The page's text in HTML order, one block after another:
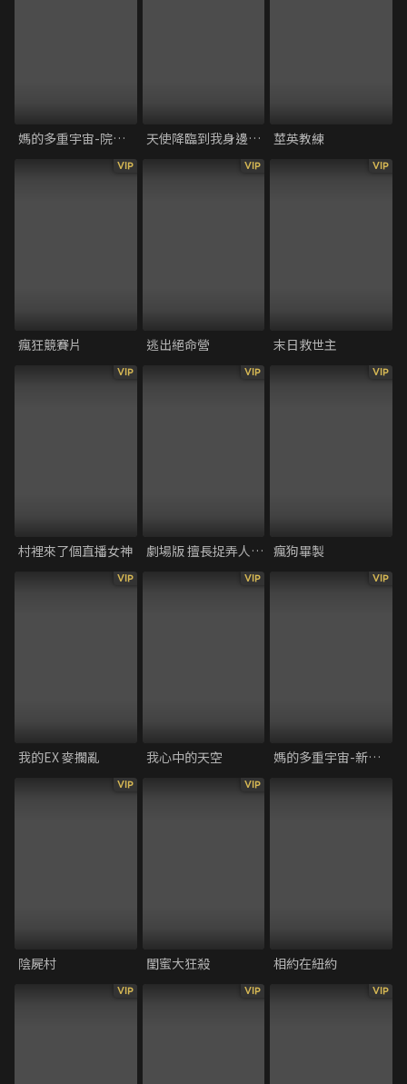
媽的多重宇宙-院線版 天使降臨到我身邊！珍貴的朋友 莖英教練
VIP
瘋狂競賽片
VIP
逃出絕命營
VIP
末日救世主
VIP
村裡來了個直播女神
VIP
劇場版 擅長捉弄人的高木同學
VIP
瘋狗畢製
VIP
我的EX 麥擱亂
VIP
我心中的天空
VIP
媽的多重宇宙-新譯版
VIP
陰屍村
VIP
閨蜜大狂殺 相約在紐約
VIP VIP VIP